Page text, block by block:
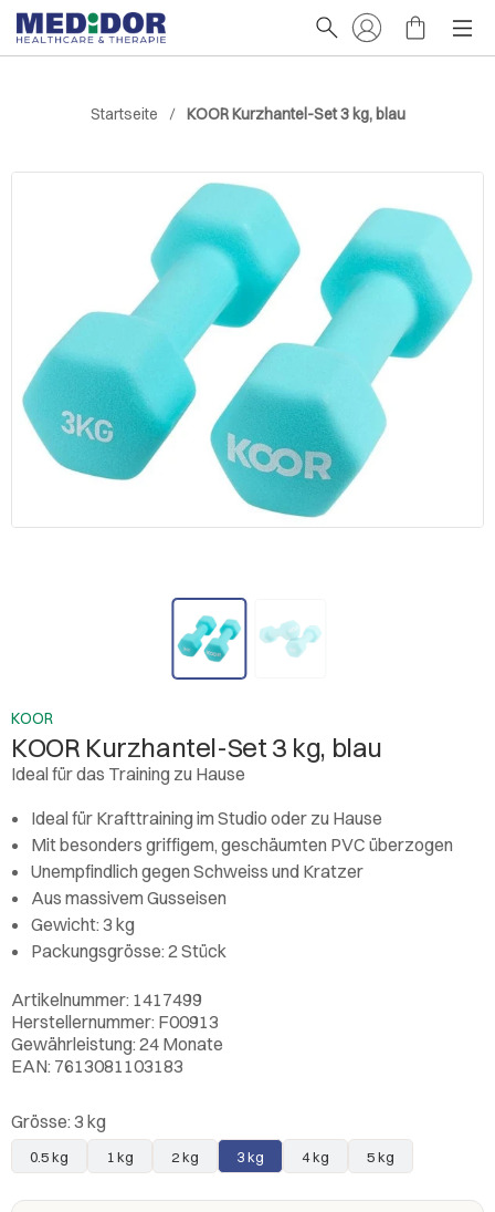
Startseite KOOR Kurzhantel-Set 3 kg, blau
KOOR
KOOR Kurzhantel-Set 3 kg, blau
Ideal für das Training zu Hause
Ideal für Krafttraining im Studio oder zu Hause
Mit besonders griffigem, geschäumten PVC überzogen
Unempfindlich gegen Schweiss und Kratzer
Aus massivem Gusseisen
Gewicht: 3 kg
Packungsgrösse: 2 Stück
Artikelnummer: 1417499
Herstellernummer: F00913
Gewährleistung: 24 Monate
EAN: 7613081103183
Grösse: 3 kg
0.5 kg 1 kg 2 kg 3 kg 4 kg 5 kg